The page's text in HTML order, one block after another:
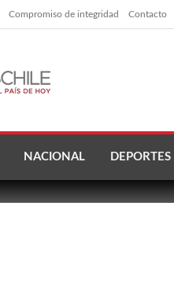
Compromiso de integridad Contacto
NACIONAL DEPORTES